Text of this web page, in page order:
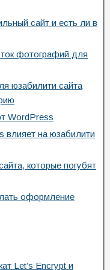
сайт и есть ли в
фотографий для
юзабилити сайта
WordPress
влияет на юзабилити
которые погубят
оформление
Let’s Encrypt и